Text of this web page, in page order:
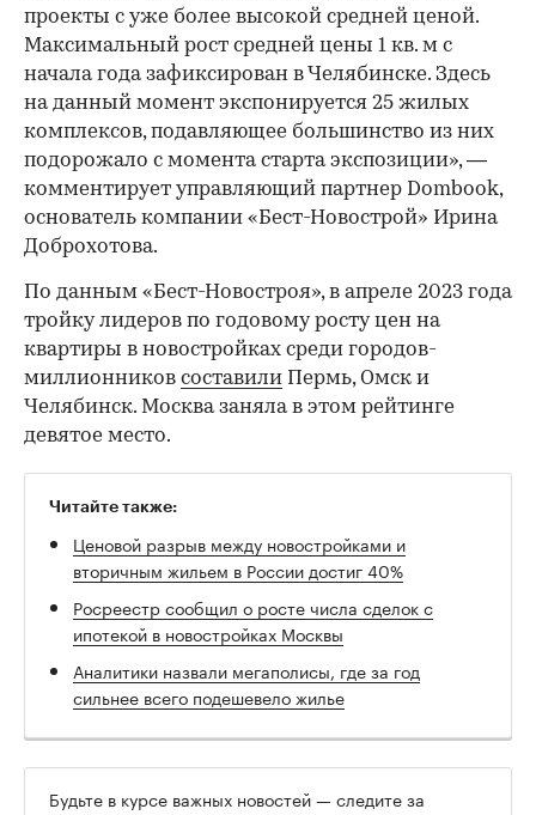
проекты с уже более высокой средней ценой.
Максимальный рост средней цены 1 кв. м с
начала года зафиксирован в Челябинске. Здесь
на данный момент экспонируется 25 жилых
комплексов, подавляющее большинство из них
подорожало с момента старта экспозиции», —
комментирует управляющий партнер Dombook,
основатель компании «Бест-Новострой» Ирина
Доброхотова.
По данным «Бест-Новостроя», в апреле 2023 года
тройку лидеров по годовому росту цен на
квартиры в новостройках среди городов-
миллионников составили Пермь, Омск и
Челябинск. Москва заняла в этом рейтинге
девятое место.
Читайте также:
Ценовой разрыв между новостройками и
вторичным жильем в России достиг 40%
Росреестр сообщил о росте числа сделок с
ипотекой в новостройках Москвы
Аналитики назвали мегаполисы, где за год
сильнее всего подешевело жилье
Будьте в курсе важных новостей — следите за